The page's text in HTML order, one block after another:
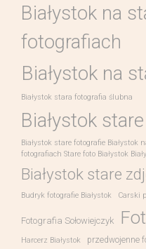
Białystok na
fotografiach
Białystok na
Białystok stara fotografia ślubna
Białystok
Białystok stare fotografie
fotografiach Stare foto Białystok
Białystok stare
Budryk fotografie Białystok Carski
Fotografia Sołowiejczyk
Harcerz Białystok przedwojenne